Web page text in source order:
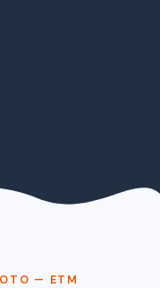
— ETM